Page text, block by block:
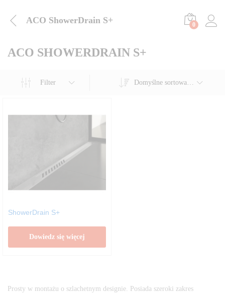
ACO ShowerDrain S+ 0
ACO SHOWERDRAIN S+
Filter Domyślne sortowanie
ShowerDrain S+
Dowiedz się więcej
Prosty w montażu o szlachetnym designie. Posiada szeroki zakres